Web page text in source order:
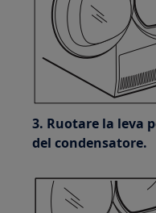
3. Ruotare la leva
del condensatore.